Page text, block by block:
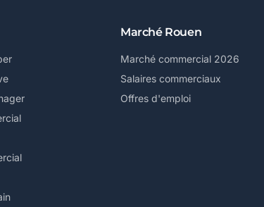
Marché Rouen
Marché commercial 2026
Salaires commerciaux
Offres d'emploi